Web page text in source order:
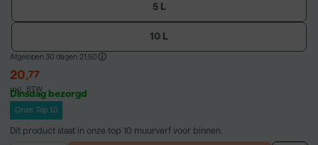
5 L
10 L
Afgelopen 30 dagen 21,50
20,77
incl. BTW
Dinsdag bezorgd
Onze Top 10
Dit product staat in onze top 10 muurverf voor binnen.